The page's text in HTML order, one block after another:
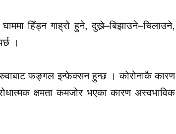
हिँड्न गाह्रो हुने, दुख्ने–बिझाउने–चिलाउने,
।
फङ्गल इन्फेक्सन हुन्छ । कोरोनाकै कारण
क्षमता कमजोर भएका कारण अस्वभाविक